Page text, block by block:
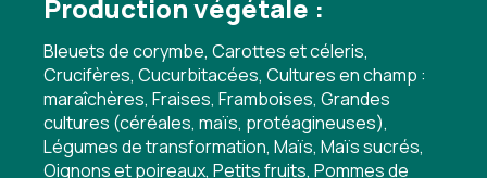
Production végétale :
Bleuets de corymbe, Carottes et céleris,
Crucifères, Cucurbitacées, Cultures en champ :
maraîchères, Fraises, Framboises, Grandes
cultures (céréales, maïs, protéagineuses),
Légumes de transformation, Maïs, Maïs sucrés,
Oignons et poireaux, Petits fruits, Pommes de